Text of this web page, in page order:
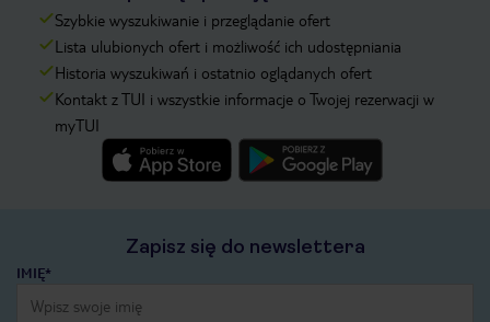
Szybkie wyszukiwanie i przeglądanie ofert
Lista ulubionych ofert i możliwość ich udostępniania
Historia wyszukiwań i ostatnio oglądanych ofert
Kontakt z TUI i wszystkie informacje o Twojej rezerwacji w
myTUI
Zapisz się do newslettera
IMIĘ*